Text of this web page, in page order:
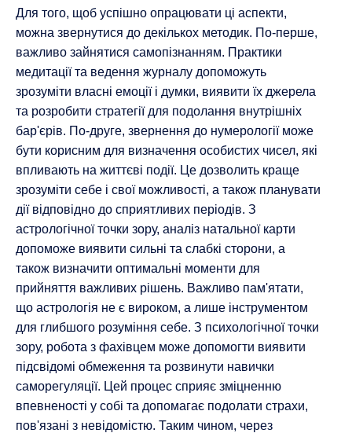
Для того, щоб успішно опрацювати ці аспекти,
можна звернутися до декількох методик. По-перше,
важливо зайнятися самопізнанням. Практики
медитації та ведення журналу допоможуть
зрозуміти власні емоції і думки, виявити їх джерела
та розробити стратегії для подолання внутрішніх
бар'єрів. По-друге, звернення до нумерології може
бути корисним для визначення особистих чисел, які
впливають на життєві події. Це дозволить краще
зрозуміти себе і свої можливості, а також планувати
дії відповідно до сприятливих періодів. З
астрологічної точки зору, аналіз натальної карти
допоможе виявити сильні та слабкі сторони, а
також визначити оптимальні моменти для
прийняття важливих рішень. Важливо пам'ятати,
що астрологія не є вироком, а лише інструментом
для глибшого розуміння себе. З психологічної точки
зору, робота з фахівцем може допомогти виявити
підсвідомі обмеження та розвинути навички
саморегуляції. Цей процес сприяє зміцненню
впевненості у собі та допомагає подолати страхи,
пов'язані з невідомістю. Таким чином, через